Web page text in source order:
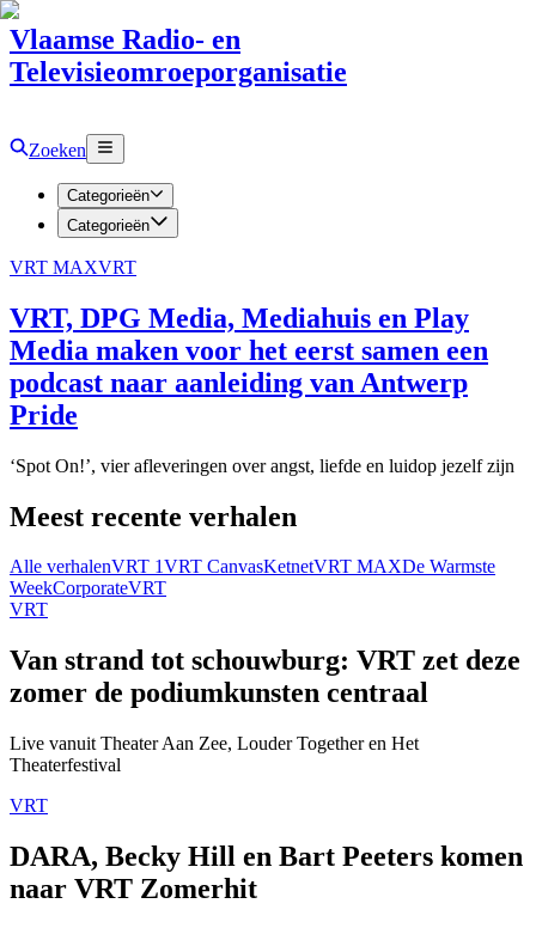
Vlaamse Radio- en
Televisieomroeporganisatie
Zoeken
Categorieën
Categorieën
VRT MAXVRT
VRT, DPG Media, Mediahuis en Play
Media maken voor het eerst samen een
podcast naar aanleiding van Antwerp
Pride
‘Spot On!’, vier afleveringen over angst, liefde en luidop jezelf zijn
Meest recente verhalen
Alle verhalenVRT 1VRT CanvasKetnetVRT MAXDe Warmste
WeekCorporateVRT
VRT
Van strand tot schouwburg: VRT zet deze
zomer de podiumkunsten centraal
Live vanuit Theater Aan Zee, Louder Together en Het
Theaterfestival
VRT
DARA, Becky Hill en Bart Peeters komen
naar VRT Zomerhit